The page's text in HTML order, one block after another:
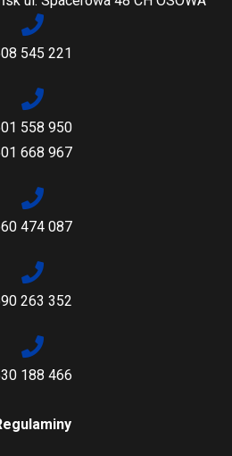
545 221
558 950
668 967
474 087
263 352
188 466